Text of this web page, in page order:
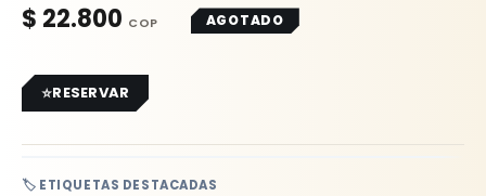
$ 22.800 AGOTADO
🏷️ ETIQUETAS DESTACADAS
RESERVAR